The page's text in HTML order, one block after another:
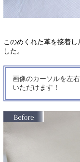
このめくれた革を接着
した。
画像のカーソルを左
いただけます！